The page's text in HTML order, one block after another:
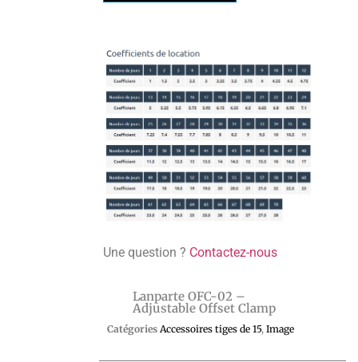
Une question ? Contactez-nous
Lanparte OFC-02 –
Adjustable Offset Clamp
Catégories Accessoires tiges de 15, Image